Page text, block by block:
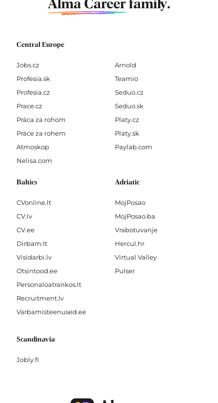
Alma Career family.
Central Europe
Jobs.cz
Profesia.sk
Profesia.cz
Prace.cz
Práca za rohom
Práce za rohem
Atmoskop
Nelisa.com
Arnold
Teamio
Seduo.cz
Seduo.sk
Platy.cz
Platy.sk
Paylab.com
Baltics
CVonline.lt
CV.lv
CV.ee
Dirbam.It
Visidarbi.lv
Otsintood.ee
Personaloatrankos.lt
Recruitment.lv
Varbamisteenused.ee
Adriatic
MojPosao
MojPosao.ba
Vrabotuvanje
Hercul.hr
Virtual Valley
Pulser
Scandinavia
Jobly.fi